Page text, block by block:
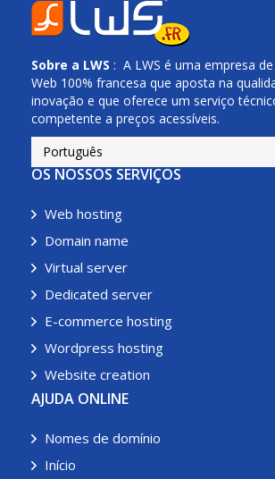
Sobre a LWS : A LWS é uma empresa
Web 100% francesa que aposta na
inovação e que oferece um serviço
competente a preços acessíveis.
Português
OS NOSSOS SERVIÇOS
Web hosting
Domain name
Virtual server
Dedicated server
E-commerce hosting
Wordpress hosting
Website creation
AJUDA ONLINE
Nomes de domínio
Início